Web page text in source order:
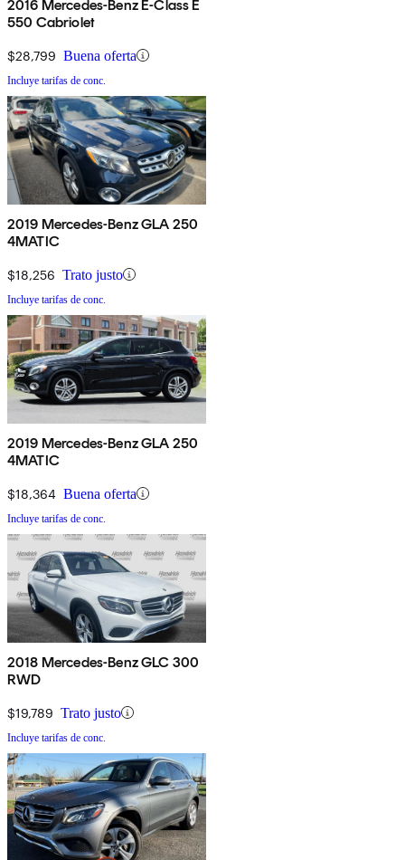
2016 Mercedes-Benz E-Class E
550 Cabriolet
$28,799 Buena oferta
Incluye tarifas de conc.
2019 Mercedes-Benz GLA 250
4MATIC
$18,256 Trato justo
Incluye tarifas de conc.
2019 Mercedes-Benz GLA 250
4MATIC
$18,364 Buena oferta
Incluye tarifas de conc.
2018 Mercedes-Benz GLC 300
RWD
$19,789 Trato justo
Incluye tarifas de conc.